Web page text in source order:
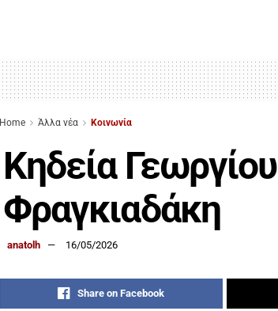
Home Άλλα νέα Κοινωνία
Κηδεία Γεωργίου
Φραγκιαδάκη
anatolh 16/05/2026
Share on Facebook